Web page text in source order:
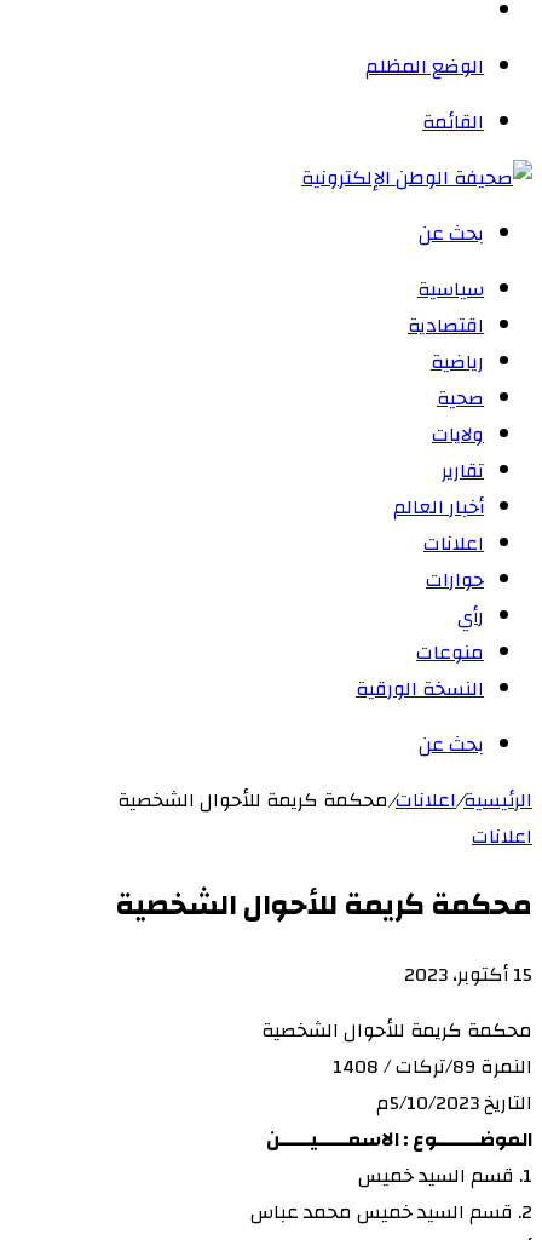
الوضع المظلم
القائمة
بحث عن
سياسية
اقتصادية
رياضية
صحية
ولايات
تقارير
أخبار العالم
اعلانات
حوارات
رأي
منوعات
النسخة الورقية
بحث عن
الرئيسية/اعلانات/محكمة كريمة للأحوال الشخصية
اعلانات
محكمة كريمة للأحوال الشخصية
15 أكتوبر، 2023
محكمة كريمة للأحوال الشخصية
النمرة 89/تركات / 1408
التاريخ 5/10/2023م
الموضـــــــوع : الاسمـــــيـــــن
1. قسم السيد خميس
2. قسم السيد خميس محمد عباس